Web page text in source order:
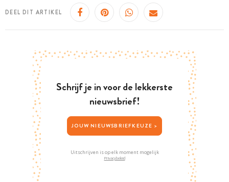
DEEL DIT ARTIKEL
Schrijf je in voor de lekkerste
nieuwsbrief!
JOUW NIEUWSBRIEFKEUZE >
Uitschrijven is op elk moment mogelijk
Privacybeleid